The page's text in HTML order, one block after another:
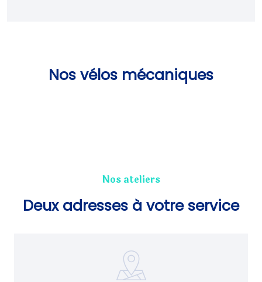
Nos vélos mécaniques
Nos ateliers
Deux adresses à votre service